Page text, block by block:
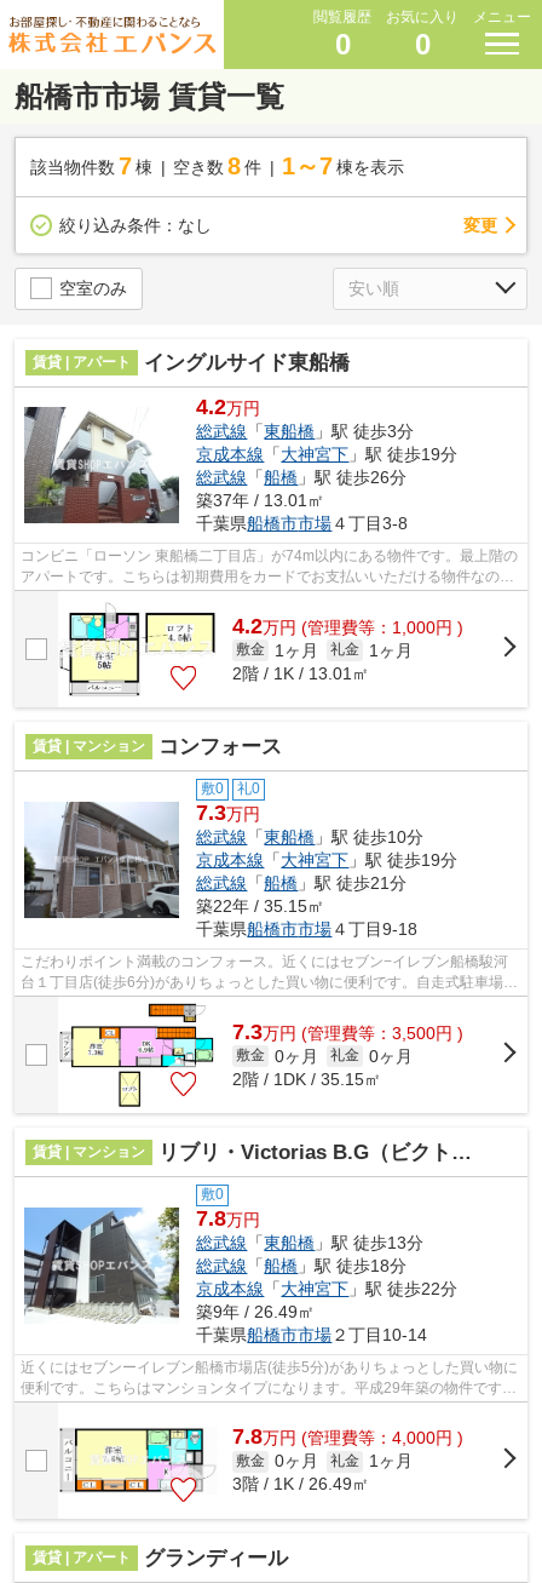
閲覧履歴
0
お気に入り
0
メニュー
船橋市市場 賃貸一覧
該当物件数 7棟 空き数 8 件 1～7 棟を表示
絞り込み条件： なし 変更
空室のみ
賃貸 | アパート イングルサイド東船橋
4.2万円
総武線 「東船橋 」駅 徒歩3分
京成本線 「大神宮下 」駅 徒歩19分
総武線 「船橋 」駅 徒歩26分
築37年 / 13.01㎡
千葉県船橋市市場４丁目3-8
コンビニ「ローソン 東船橋二丁目店」が74m以内にある物件です。最上階の
アパートです。こちらは初期費用をカードでお支払いいただける物件なの
4.2万円 (管理費等：1,000円 )
敷金 1ヶ月 礼金
1ヶ月
2階 / 1K / 13.01㎡
賃貸 | マンション コンフォース
敷0 礼0
7.3万円
総武線 「東船橋 」駅 徒歩10分
京成本線 「大神宮下 」駅 徒歩19分
総武線 「船橋 」駅 徒歩21分
築22年 / 35.15㎡
千葉県船橋市市場４丁目9-18
こだわりポイント満載のコンフォース。近くにはセブン−イレブン船橋駿河
台１丁目店(徒歩6分)がありちょっとした買い物に便利です。自走式駐車場が
ある物件です。こちらの物件はマンシ...
7.3万円 (管理費等：3,500円 )
敷金 0ヶ月 礼金 0ヶ月
2階 / 1DK / 35.15㎡
賃貸 | マンション リブリ・Victorias B.G（ビクトリアス ビージー）
敷0
7.8万円
総武線 「東船橋 」駅 徒歩13分
総武線 「船橋 」駅 徒歩18分
京成本線 「大神宮下 」駅 徒歩22分
築9年 / 26.49㎡
千葉県船橋市市場２丁目10-14
近くにはセブンーイレブン船橋市場店(徒歩5分)がありちょっとした買い物に
便利です。こちらはマンションタイプになります。平成29年築の物件です。
7.8万円 (管理費等：4,000円 )
敷金 0ヶ月 礼金
1ヶ月
3階 / 1K / 26.49㎡
賃貸 | アパート グランディール